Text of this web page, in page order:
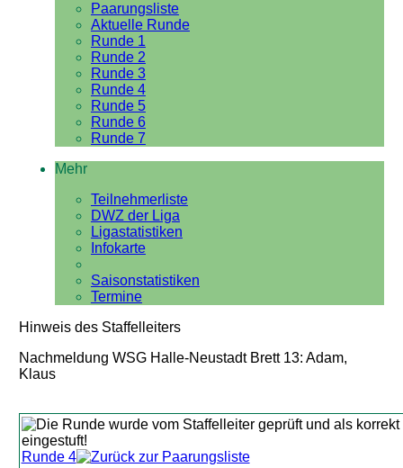
Paarungsliste
Aktuelle Runde
Runde 1
Runde 2
Runde 3
Runde 4
Runde 5
Runde 6
Runde 7
Mehr
Teilnehmerliste
DWZ der Liga
Ligastatistiken
Infokarte
Saisonstatistiken
Termine
Hinweis des Staffelleiters
Nachmeldung WSG Halle-Neustadt Brett 13: Adam,
Klaus
Runde 4